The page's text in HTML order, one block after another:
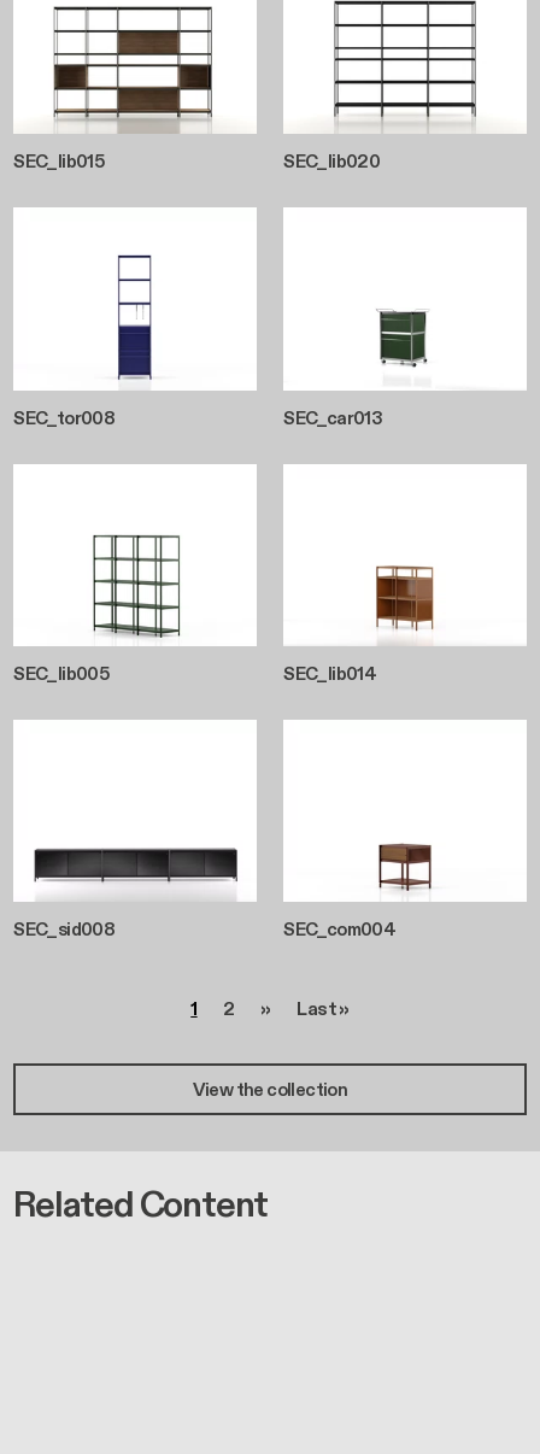
SEC_lib015 SEC_lib020
SEC_tor008 SEC_car013
SEC_lib005 SEC_lib014
SEC_sid008 SEC_com004
Pagina
1 Pagina
2 Pagina successiva
›› Ultima pagina
Last »
View the collection
Related Content